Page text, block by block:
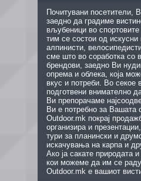
Почитувани посетители,
заедно да градиме
вљубеници во
тим се состои од искусни
алпинисти,
сме што во соработка со
брендови, заедно Ви
опрема и облека, која
вкус и потреби. Во секое
подготвени внимателно
Ви препорачаме
Ви е потребно за Вашата
Outdoor.mk покрај
организира и
тури за планински и
искачувања на карпа и
Ако ја сакате природата
кои можеме да им се
Outdoor.mk е вашиот